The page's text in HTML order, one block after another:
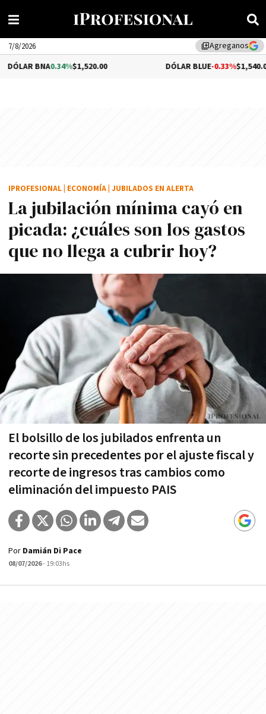
library_addAgreganos
7/8/2026
0.34%$1,520.00 -0.33%$1,540.00
La jubilación mínima cayó en
picada: ¿cuáles son los gastos
que no llega a cubrir hoy?
El bolsillo de los jubilados enfrenta un
recorte sin precedentes por el ajuste fiscal y
recorte de ingresos tras cambios como
eliminación del impuesto PAIS
IPROFESIONAL ECONOMÍA JUBILADOS EN ALERTA
Por Damián Di Pace
08/07/2026- 19:03hs